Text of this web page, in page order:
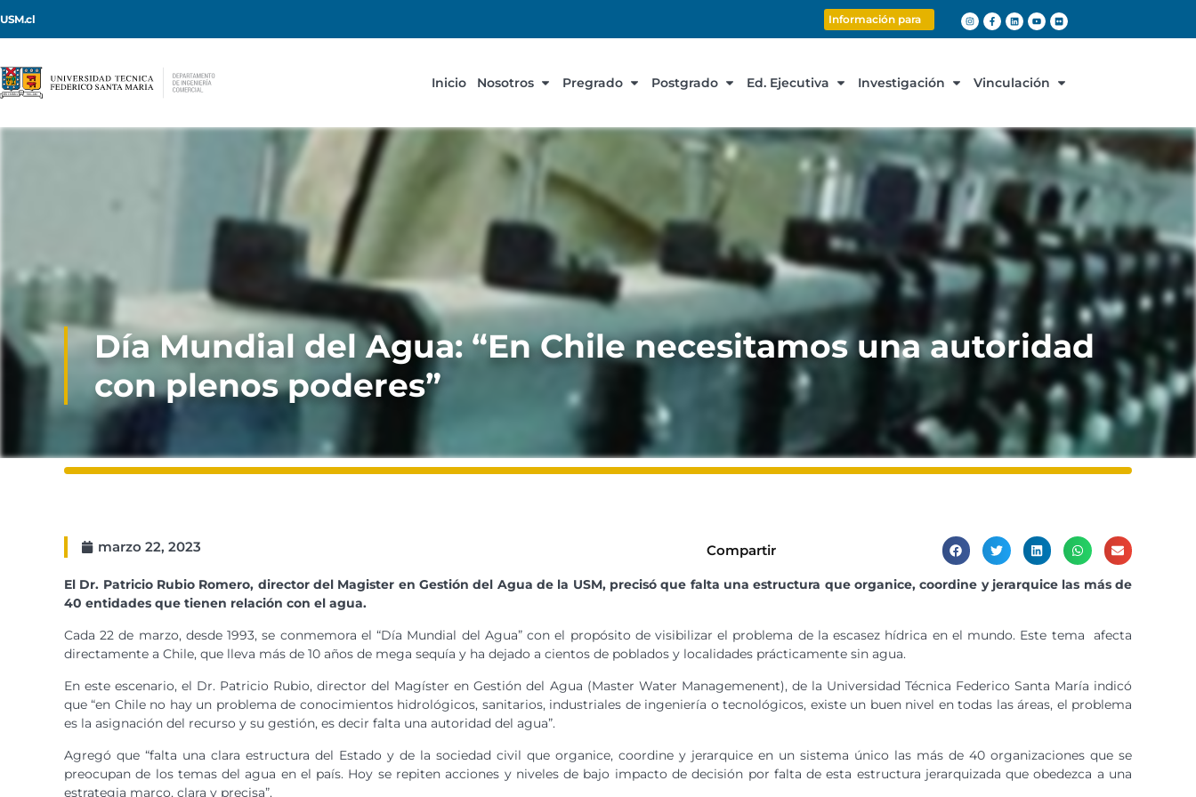
USM.cl Información para
Inicio Nosotros Pregrado Postgrado Ed. Ejecutiva Investigación Vinculación
Día Mundial del Agua: “En Chile necesitamos una autoridad
con plenos poderes”
marzo 22, 2023 Compartir
El Dr. Patricio Rubio Romero, director del Magister en Gestión del Agua de la USM, precisó que falta una estructura que organice, coordine y jerarquice las más de
40 entidades que tienen relación con el agua.
Cada 22 de marzo, desde 1993, se conmemora el “Día Mundial del Agua” con el propósito de visibilizar el problema de la escasez hídrica en el mundo. Este tema afecta
directamente a Chile, que lleva más de 10 años de mega sequía y ha dejado a cientos de poblados y localidades prácticamente sin agua.
En este escenario, el Dr. Patricio Rubio, director del Magíster en Gestión del Agua (Master Water Managemenent), de la Universidad Técnica Federico Santa María indicó
que “en Chile no hay un problema de conocimientos hidrológicos, sanitarios, industriales de ingeniería o tecnológicos, existe un buen nivel en todas las áreas, el problema
es la asignación del recurso y su gestión, es decir falta una autoridad del agua”.
Agregó que “falta una clara estructura del Estado y de la sociedad civil que organice, coordine y jerarquice en un sistema único las más de 40 organizaciones que se
preocupan de los temas del agua en el país. Hoy se repiten acciones y niveles de bajo impacto de decisión por falta de esta estructura jerarquizada que obedezca a una
estrategia marco, clara y precisa”.